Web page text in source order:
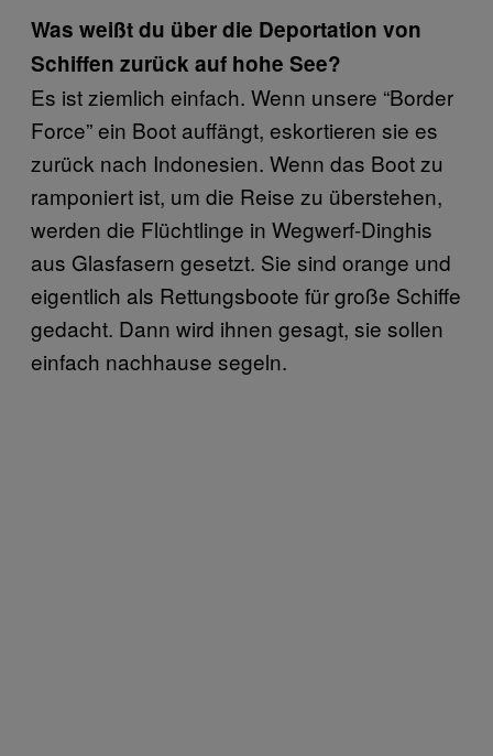
Was weißt du über die Deportation von
Schiffen zurück auf hohe See?
Es ist ziemlich einfach. Wenn unsere “Border
Force” ein Boot auffängt, eskortieren sie es
zurück nach Indonesien. Wenn das Boot zu
ramponiert ist, um die Reise zu überstehen,
werden die Flüchtlinge in Wegwerf-Dinghis
aus Glasfasern gesetzt. Sie sind orange und
eigentlich als Rettungsboote für große Schiffe
gedacht. Dann wird ihnen gesagt, sie sollen
einfach nachhause segeln.